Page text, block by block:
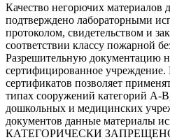
Качество негорючих материалов
подтверждено лабораторными
протоколом, свидетельством и
соответствии классу пожарной
Разрешительную документацию
сертифицированное
сертификатов позволяет
типах сооружений категорий А-
дошкольных и медицинских
документов данные материалы
КАТЕГОРИЧЕСКИ